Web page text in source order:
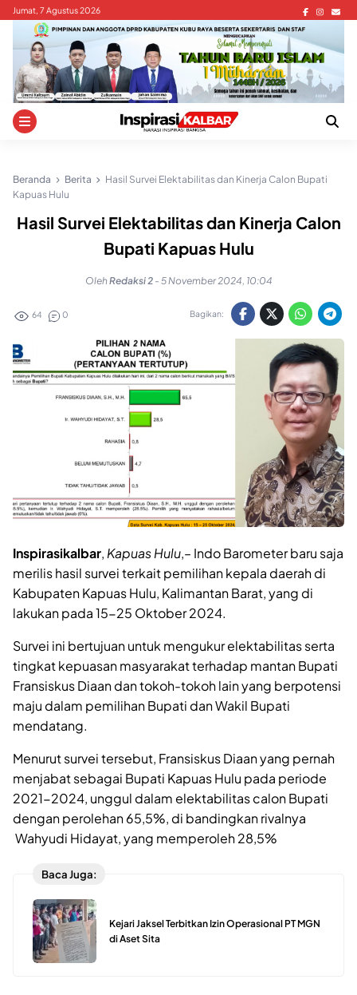
Skip
content
Jumat, 7 Agustus 2026
Beranda Berita
Hasil Survei Elektabilitas dan Kinerja Calon Bupati
Kapuas Hulu
Hasil Survei Elektabilitas dan Kinerja Calon
Bupati Kapuas Hulu
OlehRedaksi 2 - 5 November 2024, 10:04
64 0 Bagikan:
Inspirasikalbar,KapuasHulu,– Indo Barometer baru saja
merilis hasil survei terkait pemilihan kepala daerah di
Kabupaten Kapuas Hulu, Kalimantan Barat, yang di
lakukan pada 15-25 Oktober 2024.
Survei ini bertujuan untuk mengukur elektabilitas serta
tingkat kepuasan masyarakat terhadap mantan Bupati
Fransiskus Diaan dan tokoh-tokoh lain yang berpotensi
maju dalam pemilihan Bupati dan Wakil Bupati
mendatang.
Menurut survei tersebut, Fransiskus Diaan yang pernah
menjabat sebagai Bupati Kapuas Hulu pada periode
2021-2024, unggul dalam elektabilitas calon Bupati
dengan perolehan 65,5%, di bandingkan rivalnya
Wahyudi Hidayat, yang memperoleh 28,5%
Baca Juga:
Kejari Jaksel Terbitkan Izin Operasional PT MGN
di Aset Sita